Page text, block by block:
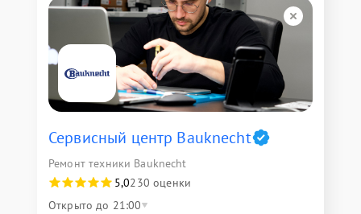
Сервисный центр Bauknecht
Ремонт техники Bauknecht
5,0230 оценки
Открыто до 21:00